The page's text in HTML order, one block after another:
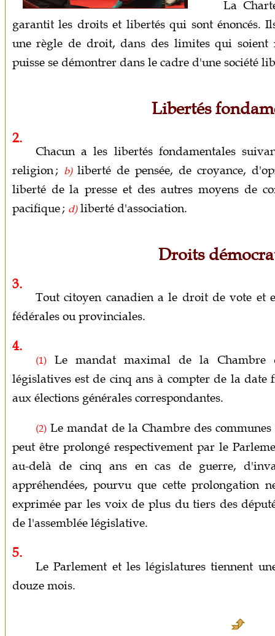
La
garantit les droits et libertés qui sont énoncés.
une règle de droit, dans des limites qui soient
puisse se démontrer dans le cadre d'une société
Libertés
2.
Chacun a les libertés fondamentales
religion ; b)liberté de pensée, de croyance,
liberté de la presse et des autres moyens de
pacifique ; d)liberté d'association.
Droits
3.
Tout citoyen canadien a le droit de vote et
fédérales ou provinciales.
4.
(1) Le mandat maximal de la Chambre
législatives est de cinq ans à compter de la
aux élections générales correspondantes.
(2) Le mandat de la Chambre des
peut être prolongé respectivement par le
au-delà de cinq ans en cas de guerre,
appréhendées, pourvu que cette prolongation
exprimée par les voix de plus du tiers des
de l'assemblée législative.
5.
Le Parlement et les législatures tiennent
douze mois.